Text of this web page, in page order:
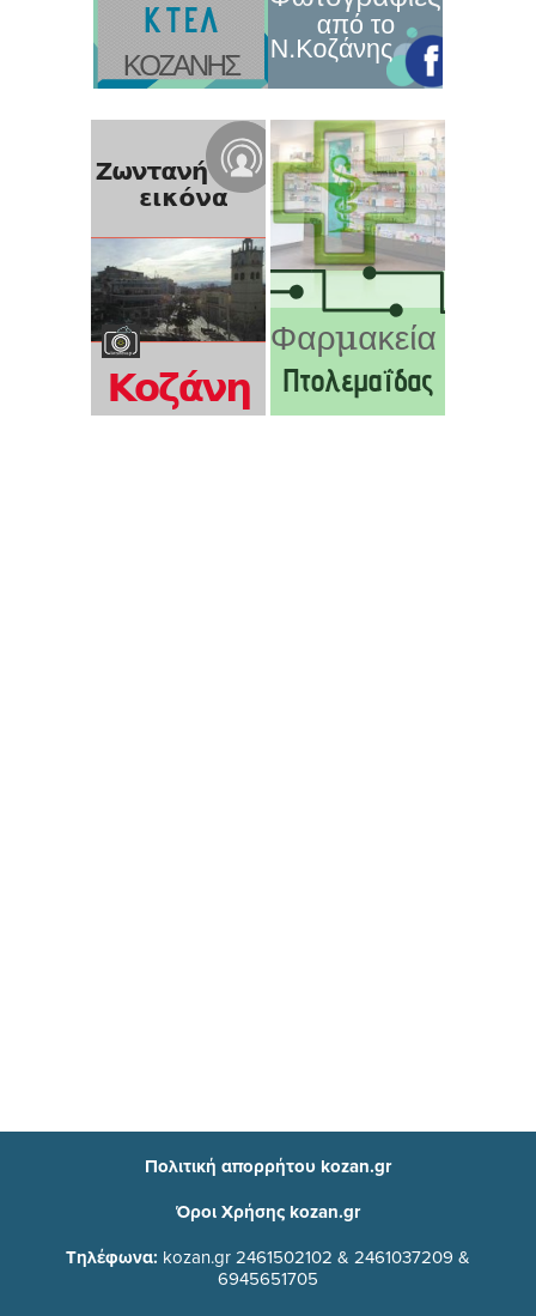
Πολιτική απορρήτου kozan.gr
Όροι Χρήσης kozan.gr
Τηλέφωνα: kozan.gr 2461502102 & 2461037209 &
6945651705